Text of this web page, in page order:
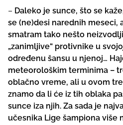
– Daleko je sunce, što se
se (ne)desi narednih meseci,
smatram tako nešto
„zanimljive“ protivnike u
određenu šansu u njenoj…
meteorološkim terminima –
oblačno vreme, ali u ovom
znamo da li će iz tih oblaka
sunce iza njih. Za sada je
učesnika Lige šampiona više